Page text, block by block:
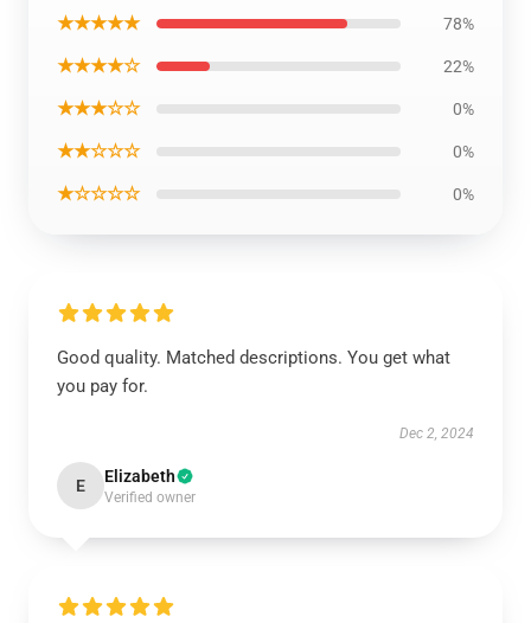
★★★★★ 78%
★★★★☆ 22%
★★★☆☆ 0%
★★☆☆☆ 0%
★☆☆☆☆ 0%
Good quality. Matched descriptions. You get what
you pay for.
Dec 2, 2024
E Elizabeth
Verified owner